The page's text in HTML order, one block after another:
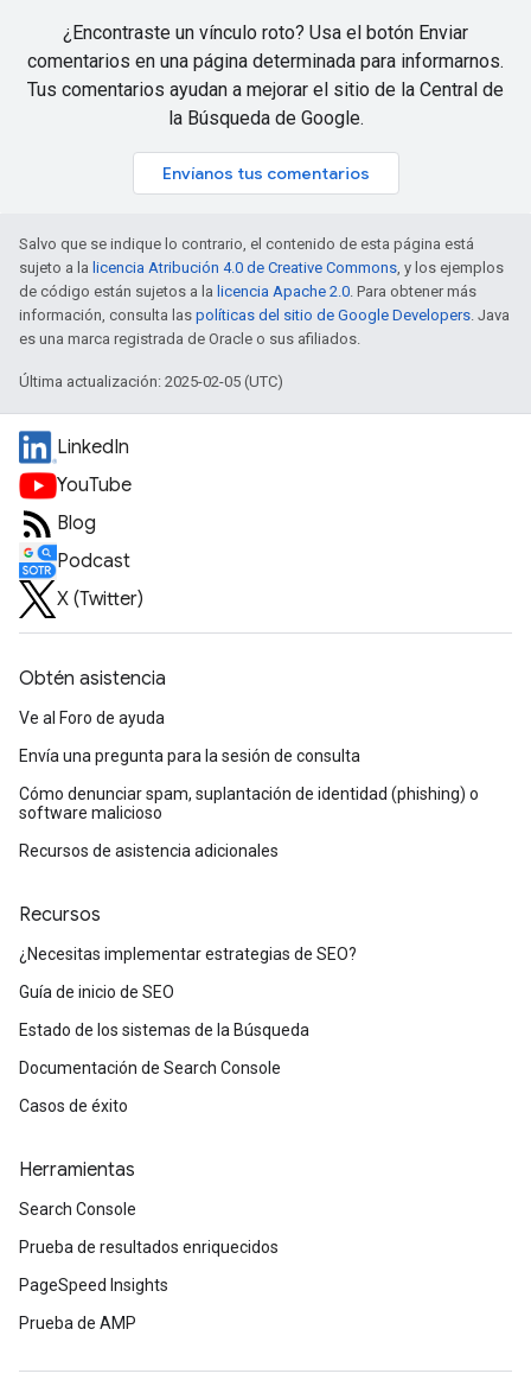
¿Encontraste un vínculo roto? Usa el botón Enviar
comentarios en una página determinada para informarnos.
Tus comentarios ayudan a mejorar el sitio de la Central de
la Búsqueda de Google.
Envíanos tus comentarios
Salvo que se indique lo contrario, el contenido de esta página está
sujeto a la licencia Atribución 4.0 de Creative Commons , y los ejemplos
de código están sujetos a la licencia Apache 2.0 . Para obtener más
información, consulta las políticas del sitio de Google Developers . Java
es una marca registrada de Oracle o sus afiliados.
Última actualización: 2025-02-05 (UTC)
LinkedIn
YouTube
Blog
Podcast
X (Twitter)
Obtén asistencia
Ve al Foro de ayuda
Envía una pregunta para la sesión de consulta
Cómo denunciar spam, suplantación de identidad (phishing) o
software malicioso
Recursos de asistencia adicionales
Recursos
¿Necesitas implementar estrategias de SEO?
Guía de inicio de SEO
Estado de los sistemas de la Búsqueda
Documentación de Search Console
Casos de éxito
Herramientas
Search Console
Prueba de resultados enriquecidos
PageSpeed Insights
Prueba de AMP